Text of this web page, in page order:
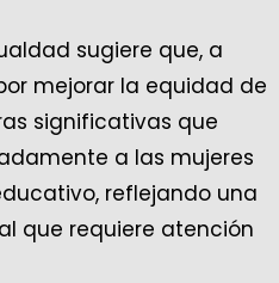
sugiere que, a
mejorar la equidad de
significativas que
a las mujeres
reflejando una
que requiere atención